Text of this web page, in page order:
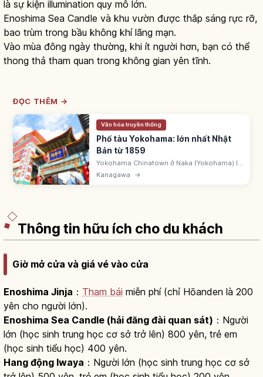
là sự kiện illumination quy mô lớn.
Enoshima Sea Candle và khu vườn được thắp sáng rực rỡ,
bao trùm trong bầu không khí lãng mạn.
Vào mùa đông ngày thường, khi ít người hơn, bạn có thể
thong thả tham quan trong không gian yên tĩnh.
ĐỌC THÊM →
Văn hóa truyền thống
Phố tàu Yokohama: lớn nhất Nhật
Bản từ 1859
Yokohama Chinatown ở Naka (Yokohama) là
khu phố Hoa lớn nhất Nhật Bản. ~500m mỗi
cạnh, >600 cửa hàng. Từ 1859 sau khi cảng
Kanagawa →
Thông tin hữu ích cho du khách
Giờ mở cửa và giá vé vào cửa
Enoshima Jinja ： Tham bái miễn phí (chỉ Hōanden là 200
yên cho người lớn).
Enoshima Sea Candle (hải đăng đài quan sát) ：Người
lớn (học sinh trung học cơ sở trở lên) 800 yên, trẻ em
(học sinh tiểu học) 400 yên.
Hang động Iwaya ：Người lớn (học sinh trung học cơ sở